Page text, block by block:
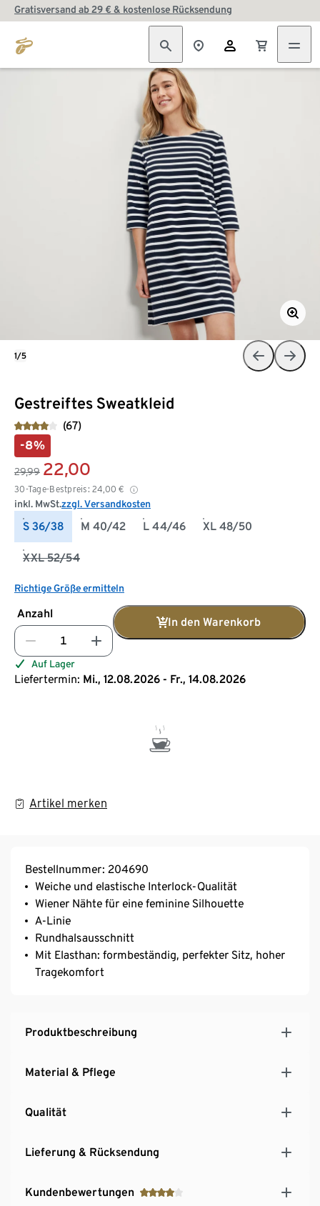
Gratisversand ab 29 € & kostenlose Rücksendung
Gestreiftes Sweatkleid
(67)
-8%
29,99 22,00
30-Tage-Bestpreis: 24,00 €
inkl. MwSt.zzgl. Versandkosten
S 36/38 M 40/42 L 44/46 XL 48/50
XXL 52/54
Richtige Größe ermitteln
Anzahl
In den Warenkorb
Auf Lager
Liefertermin: Mi., 12.08.2026 - Fr., 14.08.2026
Artikel merken
1/5
Bestellnummer: 204690
Weiche und elastische Interlock-Qualität
Wiener Nähte für eine feminine Silhouette
A-Linie
Rundhalsausschnitt
Mit Elasthan: formbeständig, perfekter Sitz, hoher
Tragekomfort
Produktbeschreibung
Material & Pflege
Qualität
Lieferung & Rücksendung
Kundenbewertungen